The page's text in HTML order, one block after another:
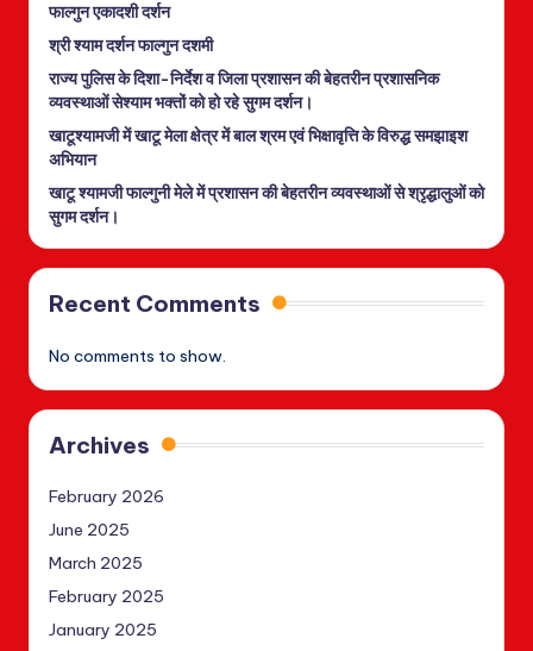
फाल्गुन एकादशी दर्शन
श्री श्याम दर्शन फाल्गुन दशमी
राज्य पुलिस के दिशा-निर्देश व जिला प्रशासन की बेहतरीन प्रशासनिक
व्यवस्थाओं सेश्याम भक्तों को हो रहे सुगम दर्शन।
खाटूश्यामजी में खाटू मेला क्षेत्र में बाल श्रम एवं भिक्षावृत्ति के विरुद्ध समझाइश
अभियान
खाटू श्यामजी फाल्गुनी मेले में प्रशासन की बेहतरीन व्यवस्थाओं से श्रृद्धालुओं को
सुगम दर्शन।
Recent Comments
No comments to show.
Archives
February 2026
June 2025
March 2025
February 2025
January 2025